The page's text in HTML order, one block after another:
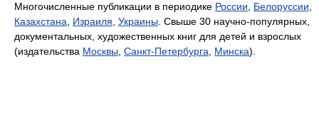
Многочисленные публикации в периодике России Белоруссии
Казахстана
Израиля Украины . Свыше 30 научно-популярных,
документальных, художественных книг для детей и взрослых
(издательства Москвы Санкт-Петербурга Минска).